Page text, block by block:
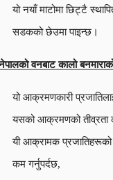
यो नयाँ माटोमा छिट्टै
सडकको छेउमा पाइन्छ।
वनबाट कालो
यो आक्रमणकारी
यसको आक्रमणको तीव्रता
यी आक्रामक
कम गर्नुपर्दछ,